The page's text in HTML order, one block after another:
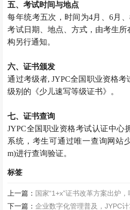
五、考试时间与地点
每年统考五次，时间为4月、6月
考试日期、地点、方式，由考生
构另行通知。
六、证书颁发
通过考级者, JYPC全国职业资格
级别的《少儿速写等级证书》。
七、证书查询
JYPC全国职业资格考试认证中心
系统，考生可通过唯一查询网站
m)进行查询验证。
标签
上一篇： 国家“1+x”证书改革方案出炉
下一篇：企业数字化管理普及，JYPC